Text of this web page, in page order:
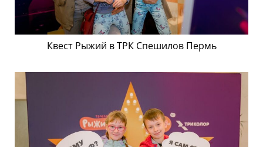
Квест Рыжий в ТРК Спешилов Пермь